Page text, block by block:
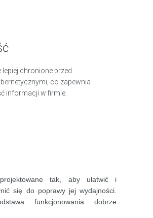
chronione przed
co zapewnia
informacji w firmie.
tak, aby ułatwić i
się do poprawy jej wydajności.
funkcjonowania dobrze